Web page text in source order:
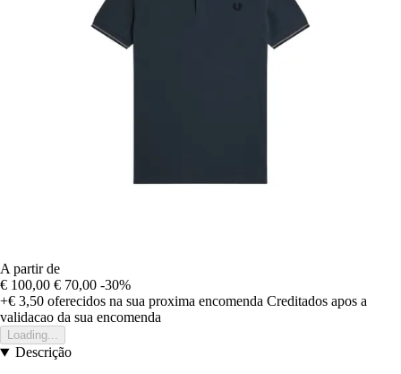
A partir de
€ 100,00 € 70,00 -30%
+€ 3,50 oferecidos na sua proxima encomenda Creditados apos a
validacao da sua encomenda
Loading...
Descrição